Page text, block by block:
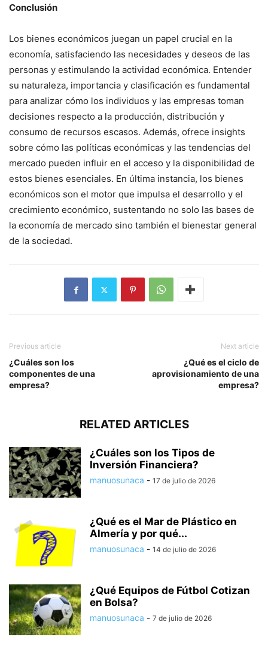
Conclusión
Los bienes económicos juegan un papel crucial en la
economía, satisfaciendo las necesidades y deseos de las
personas y estimulando la actividad económica. Entender
su naturaleza, importancia y clasificación es fundamental
para analizar cómo los individuos y las empresas toman
decisiones respecto a la producción, distribución y
consumo de recursos escasos. Además, ofrece insights
sobre cómo las políticas económicas y las tendencias del
mercado pueden influir en el acceso y la disponibilidad de
estos bienes esenciales. En última instancia, los bienes
económicos son el motor que impulsa el desarrollo y el
crecimiento económico, sustentando no solo las bases de
la economía de mercado sino también el bienestar general
de la sociedad.
Previous article
¿Cuáles son los
componentes de una
empresa?
Next article
¿Qué es el ciclo de
aprovisionamiento de una
empresa?
RELATED ARTICLES
¿Cuáles son los Tipos de
Inversión Financiera?
manuosunaca - 17 de julio de 2026
¿Qué es el Mar de Plástico en
Almería y por qué...
manuosunaca - 14 de julio de 2026
¿Qué Equipos de Fútbol Cotizan
en Bolsa?
manuosunaca - 7 de julio de 2026